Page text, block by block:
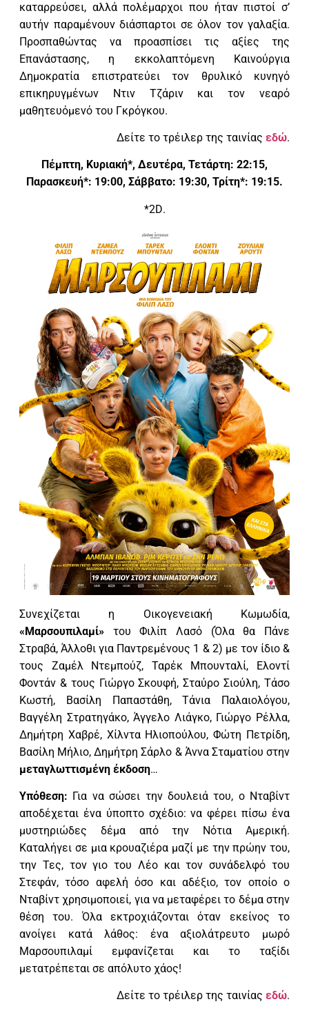
καταρρεύσει, αλλά πολέμαρχοι που ήταν πιστοί σ’
αυτήν παραμένουν διάσπαρτοι σε όλον τον γαλαξία.
Προσπαθώντας να προασπίσει τις αξίες της
Επανάστασης, η εκκολαπτόμενη Καινούργια
Δημοκρατία επιστρατεύει τον θρυλικό κυνηγό
επικηρυγμένων Ντιν Τζάριν και τον νεαρό
μαθητευόμενό του Γκρόγκου.
Δείτε το τρέιλερ της ταινίας εδώ.
Πέμπτη, Κυριακή*, Δευτέρα, Τετάρτη: 22:15,
Παρασκευή*: 19:00, Σάββατο: 19:30, Τρίτη*: 19:15.
*2D.
Συνεχίζεται η Οικογενειακή Κωμωδία,
«Μαρσουπιλαμί» του Φιλίπ Λασό (Όλα θα Πάνε
Στραβά, Άλλοθι για Παντρεμένους 1 & 2) με τον ίδιο &
τους Ζαμέλ Ντεμπούζ, Ταρέκ Μπουνταλί, Ελοντί
Φοντάν & τους Γιώργο Σκουφή, Σταύρο Σιούλη, Τάσο
Κωστή, Βασίλη Παπαστάθη, Τάνια Παλαιολόγου,
Βαγγέλη Στρατηγάκο, Άγγελο Λιάγκο, Γιώργο Ρέλλα,
Δημήτρη Χαβρέ, Χίλντα Ηλιοπούλου, Φώτη Πετρίδη,
Βασίλη Μήλιο, Δημήτρη Σάρλο & Άννα Σταματίου στην
μεταγλωττισμένη έκδοση…
Υπόθεση: Για να σώσει την δουλειά του, ο Νταβίντ
αποδέχεται ένα ύποπτο σχέδιο: να φέρει πίσω ένα
μυστηριώδες δέμα από την Νότια Αμερική.
Καταλήγει σε μια κρουαζιέρα μαζί με την πρώην του,
την Τες, τον γιο του Λέο και τον συνάδελφό του
Στεφάν, τόσο αφελή όσο και αδέξιο, τον οποίο ο
Νταβίντ χρησιμοποιεί, για να μεταφέρει το δέμα στην
θέση του. Όλα εκτροχιάζονται όταν εκείνος το
ανοίγει κατά λάθος: ένα αξιολάτρευτο μωρό
Μαρσουπιλαμί εμφανίζεται και το ταξίδι
μετατρέπεται σε απόλυτο χάος!
Δείτε το τρέιλερ της ταινίας εδώ.